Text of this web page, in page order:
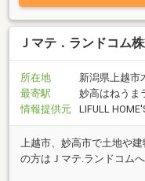
Ｊマテ．ランドコム
所在地
新潟県上越市
最寄駅
妙高はねうま
情報提供元
LIFULL
上越市、妙高市で土地や
の方はＪマテ.ランドコム
前の残物処分や建物の取